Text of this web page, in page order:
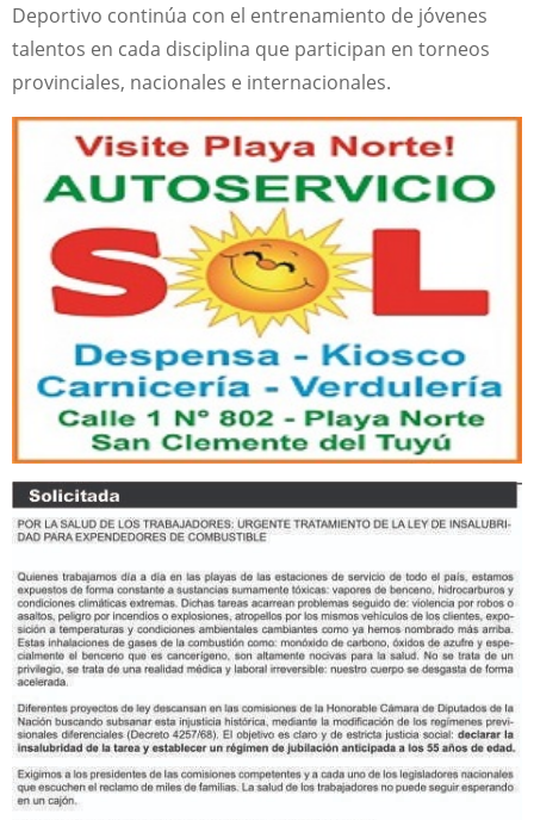
Deportivo continúa con el entrenamiento de jóvenes
talentos en cada disciplina que participan en torneos
provinciales, nacionales e internacionales.